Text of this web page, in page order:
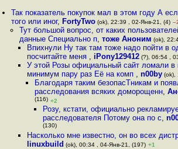
Так показатель покупок мал в этом году А
того или иног, FortyTwo (ok), 22:39 , 02-Янв-21, (4)
Тут большой вопрос, от каких
данные Специально п, тоже Аноним (ok),
Впихнули Ну так там тоже надо пойти в
посчитайте меня , iPony129412(?), 06:54 ,
У этой Розы официальный сайт ломали в
минимум пару раз Её на комп , n00by(ok),
Благодаря таким безопасТникам и
расследования всяких доморощенн,
(116) +2
Розу, кстати, официально
расследователя Потому она по с,
(130)
Насколько мне известно, он во всех
linuxbuild (ok), 00:34 , 04-Янв-21, (197) +1